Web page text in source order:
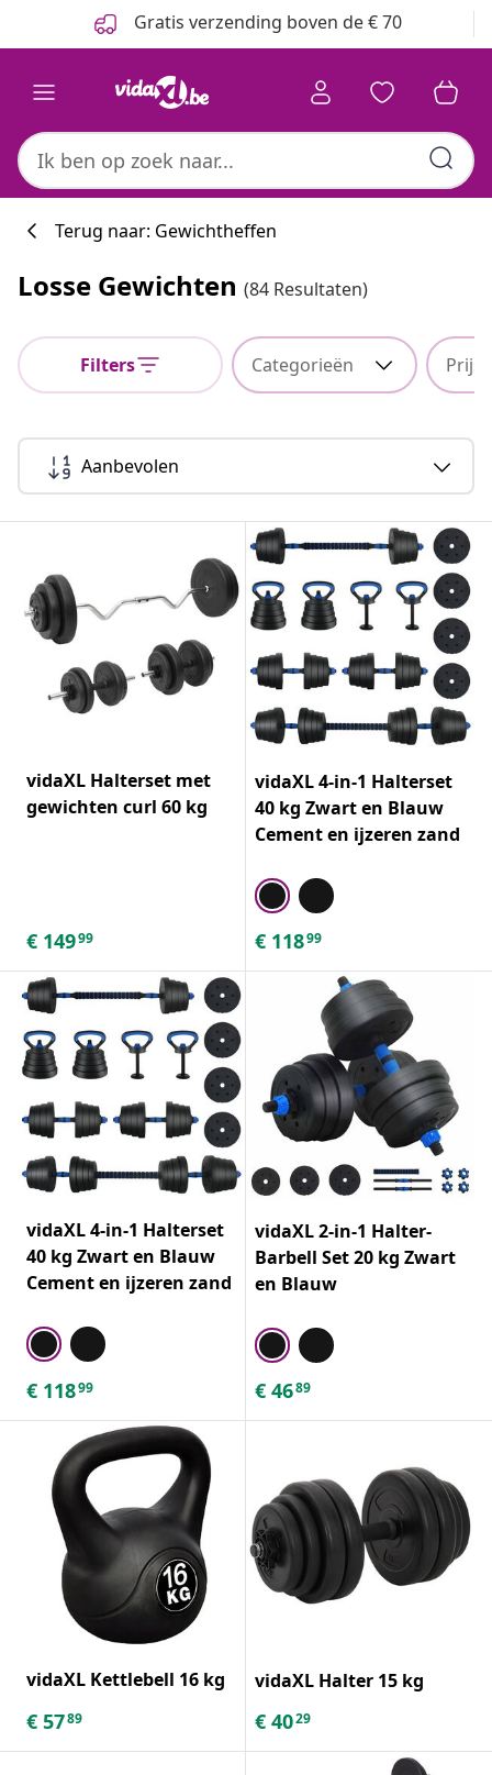
Gratis verzending boven de € 70
Terug naar: Gewichtheffen
Losse Gewichten (84 Resultaten)
Filters Categorieën Prijs
Aanbevolen
vidaXL Halterset met
gewichten curl 60 kg
€ 14999
vidaXL 4-in-1 Halterset
40 kg Zwart en Blauw
Cement en ijzeren zand
€ 11899
vidaXL 4-in-1 Halterset
40 kg Zwart en Blauw
Cement en ijzeren zand
€ 11899
vidaXL 2-in-1 Halter-
Barbell Set 20 kg Zwart
en Blauw
€ 4689
vidaXL Kettlebell 16 kg
€ 5789
vidaXL Halter 15 kg
€ 4029